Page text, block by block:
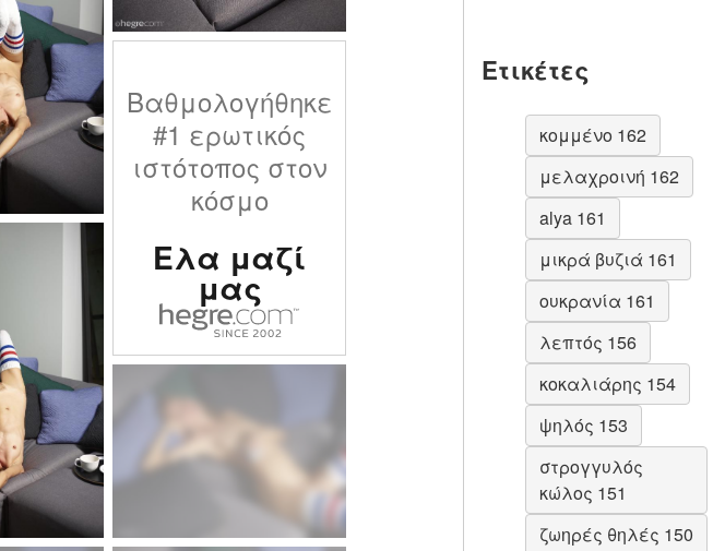
Βαθμολογήθηκε
#1 ερωτικός
ιστότοπος στον
κόσμο
Ελα μαζί
μας
Ετικέτες
κομμένο 162
μελαχροινή 162
alya 161
μικρά βυζιά 161
ουκρανία 161
λεπτός 156
κοκαλιάρης 154
ψηλός 153
στρογγυλός
κώλος 151
ζωηρές θηλές 150